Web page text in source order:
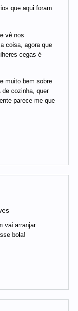
que aqui foram
vê nos
coisa, agora que
cegas é
muito bem sobre
cozinha, quer
parece-me que
vai arranjar
bola!